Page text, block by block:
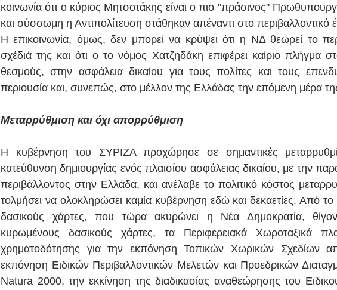
κοινωνία ότι ο κύριος Μητσοτάκης είναι ο πιο "πράσινος"
και σύσσωμη η Αντιπολίτευση στάθηκαν απέναντι στο περιβαλλοντικό
Η επικοινωνία, όμως, δεν μπορεί να κρύψει ότι η ΝΔ θεωρεί το
σχέδιά της και ότι ο το νόμος Χατζηδάκη επιφέρει καίριο πλήγμα
θεσμούς, στην ασφάλεια δικαίου για τους πολίτες και τους
περιουσία και, συνεπώς, στο μέλλον της Ελλάδας την επόμενη μέρα
Μεταρρύθμιση και όχι απορρύθμιση
Η κυβέρνηση του ΣΥΡΙΖΑ προχώρησε σε σημαντικές
κατεύθυνση δημιουργίας ενός πλαισίου ασφάλειας δικαίου, με την
περιβάλλοντος στην Ελλάδα, και ανέλαβε το πολιτικό κόστος
τολμήσει να ολοκληρώσει καμία κυβέρνηση εδώ και δεκαετίες. Από το
δασικούς χάρτες, που τώρα ακυρώνει η Νέα Δημοκρατία,
κυρωμένους δασικούς χάρτες, τα Περιφερειακά Χωροταξικά
χρηματοδότησης για την εκπόνηση Τοπικών Χωρικών Σχεδίων
εκπόνηση Ειδικών Περιβαλλοντικών Μελετών και Προεδρικών
Natura 2000, την εκκίνηση της διαδικασίας αναθεώρησης του